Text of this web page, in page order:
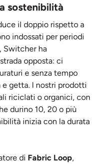
sostenibilità
il doppio rispetto a
indossati per periodi
Switcher ha
opposta: ci
e senza tempo
e getta. I nostri prodotti
riciclati o organici, con
durino 10, 20 o più
inizia con la durata
di Fabric Loop,